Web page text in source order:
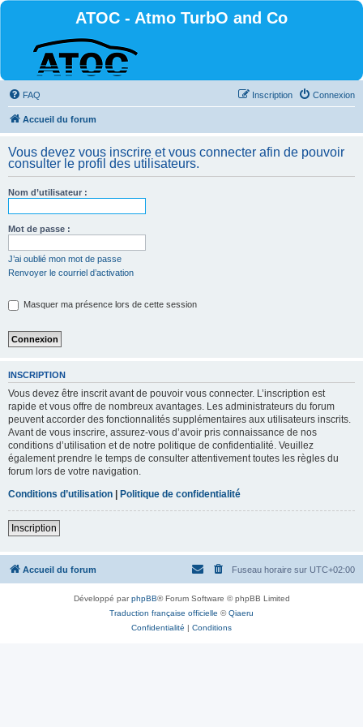
ATOC - Atmo TurbO and Co
FAQ Connexion
Inscription
Accueil du forum
Vous devez vous inscrire et vous connecter afin de pouvoir
consulter le profil des utilisateurs.
Nom d’utilisateur :
Mot de passe :
J’ai oublié mon mot de passe
Renvoyer le courriel d’activation
Masquer ma présence lors de cette session
INSCRIPTION
Vous devez être inscrit avant de pouvoir vous connecter. L’inscription est
rapide et vous offre de nombreux avantages. Les administrateurs du forum
peuvent accorder des fonctionnalités supplémentaires aux utilisateurs inscrits.
Avant de vous inscrire, assurez-vous d’avoir pris connaissance de nos
conditions d’utilisation et de notre politique de confidentialité. Veuillez
également prendre le temps de consulter attentivement toutes les règles du
forum lors de votre navigation.
Conditions d’utilisation
Politique de confidentialité
Inscription
Accueil du forum Fuseau horaire sur UTC+02:00
Développé parphpBB® Forum Software © phpBB Limited
Traduction française officielle ©Qiaeru
Confidentialité | Conditions